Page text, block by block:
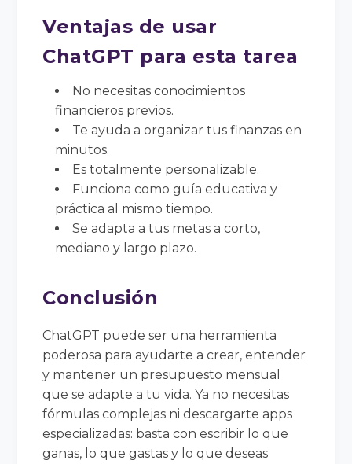
Ventajas de usar
ChatGPT para esta tarea
No necesitas conocimientos
financieros previos.
Te ayuda a organizar tus finanzas en
minutos.
Es totalmente personalizable.
Funciona como guía educativa y
práctica al mismo tiempo.
Se adapta a tus metas a corto,
mediano y largo plazo.
Conclusión
ChatGPT puede ser una herramienta
poderosa para ayudarte a crear, entender
y mantener un presupuesto mensual
que se adapte a tu vida. Ya no necesitas
fórmulas complejas ni descargarte apps
especializadas: basta con escribir lo que
ganas, lo que gastas y lo que deseas